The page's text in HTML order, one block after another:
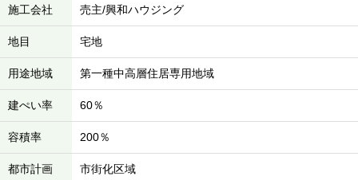
施工会社 売主/興和ハウジング
地目 宅地
用途地域 第一種中高層住居専用地域
建ぺい率 60％
容積率 200％
都市計画 市街化区域